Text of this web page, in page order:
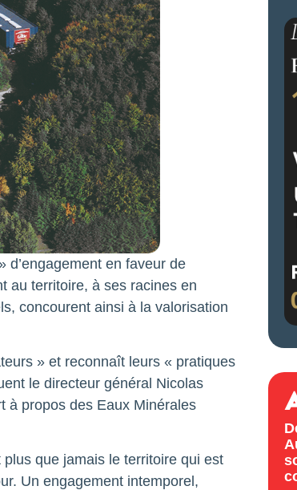
d’engagement en faveur de
au territoire, à ses racines en
concourent ainsi à la valorisation
» et reconnaît leurs « pratiques
le directeur général Nicolas
à propos des Eaux Minérales
que jamais le territoire qui est
Un engagement intemporel,